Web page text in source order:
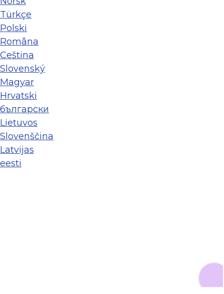
Türkçe
Polski
Româna
Ceština
Slovenský
Magyar
Hrvatski
български
Lietuvos
Slovenščina
Latvijas
eesti